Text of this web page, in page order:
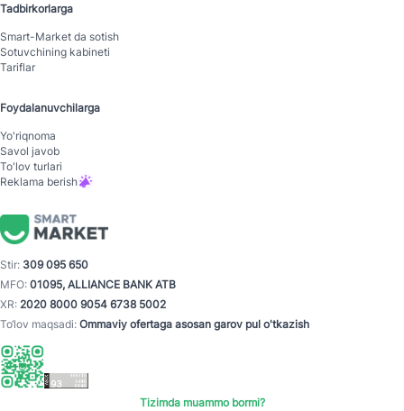
Tadbirkorlarga
Smart-Mаrket da sotish
Sotuvchining kabineti
Tariflar
Foydalanuvchilarga
Yo'riqnoma
Savol javob
To'lov turlari
Reklama berish
Stir: 309 095 650
MFO: 01095, ALLIANCE BANK ATB
XR: 2020 8000 9054 6738 5002
To‘lov maqsadi: Ommaviy ofertaga asosan garov pul o'tkazish
Tizimda muammo bormi?